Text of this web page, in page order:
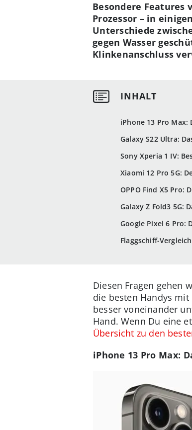
iPhone 13 Pro Max:
Galaxy S22 Ultra:
Sony Xperia 1 IV:
Xiaomi 12 Pro 5G:
OPPO Find X5 Pro:
Galaxy Z Fold3 5G:
Google Pixel 6 Pro:
Flaggschiff-
Besondere Features
Prozessor – in
Unterschiede
gegen Wasser
Klinkenanschluss
Diesen Fragen gehen
die besten Handys
besser voneinander
Hand. Wenn Du eine
Übersicht zu den
iPhone 13 Pro Max: